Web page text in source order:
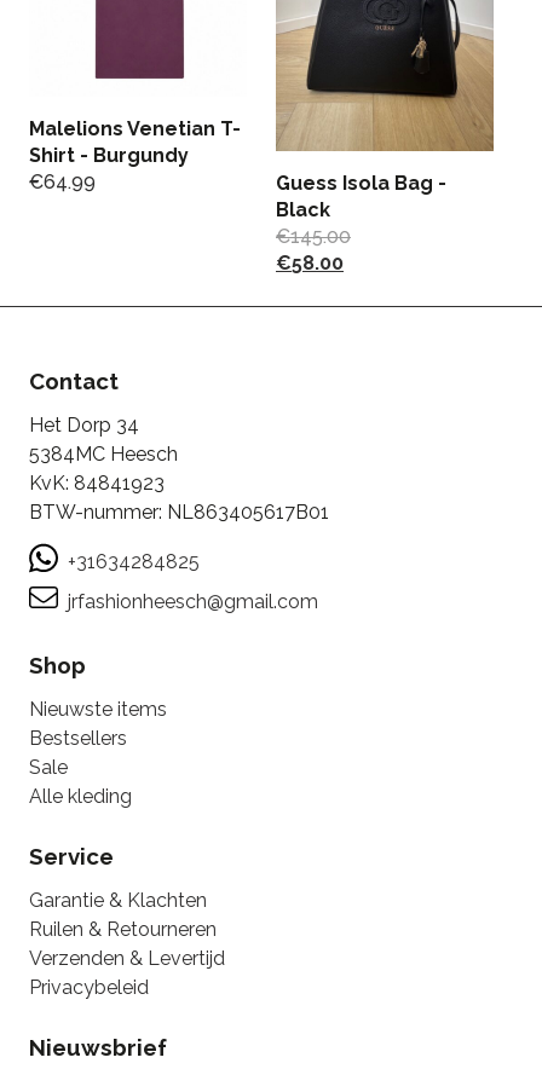
Malelions Venetian T-
Shirt - Burgundy
€64.99
Guess Isola Bag -
Black
€145.00
€58.00
Contact
Het Dorp 34
5384MC Heesch
KvK: 84841923
BTW-nummer: NL863405617B01
+31634284825
jrfashionheesch@gmail.com
Shop
Nieuwste items
Bestsellers
Sale
Alle kleding
Service
Garantie & Klachten
Ruilen & Retourneren
Verzenden & Levertijd
Privacybeleid
Nieuwsbrief